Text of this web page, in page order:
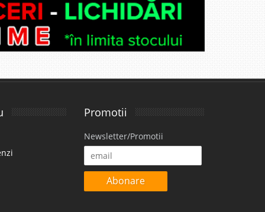
Promotii
Newsletter/Promotii
Abonare